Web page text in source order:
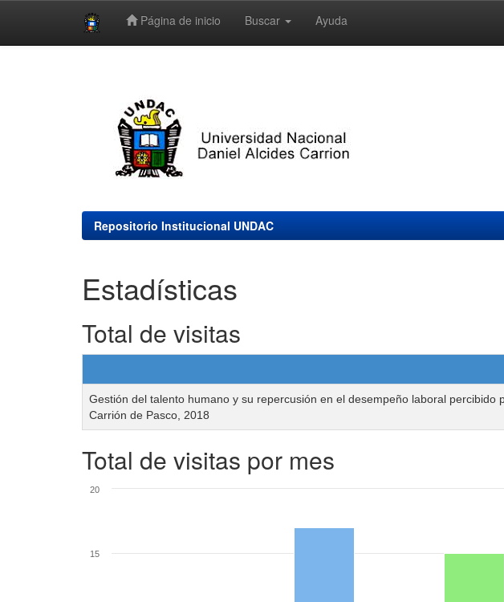
Página de inicio Buscar Ayuda
Repositorio Institucional UNDAC
Estadísticas
Total de visitas
Gestión del talento humano y su repercusión en el desempeño laboral
Carrión de Pasco, 2018
Total de visitas por mes
15
20